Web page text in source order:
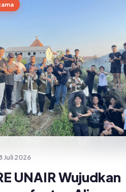
Juli 2026
UNAIR Wujudkan